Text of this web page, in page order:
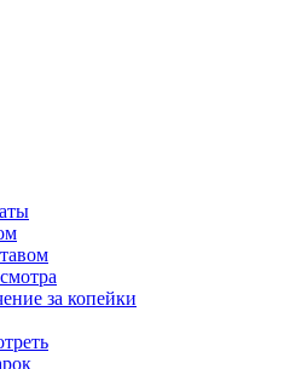
за копейки